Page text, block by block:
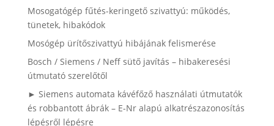
Mosogatógép fűtés-keringető szivattyú: működés,
tünetek, hibakódok
Mosógép ürítőszivattyú hibájának felismerése
Bosch / Siemens / Neff sütő javítás – hibakeresési
útmutató szerelőtől
► Siemens automata kávéfőző használati útmutatók
és robbantott ábrák – E-Nr alapú alkatrészazonosítás
lépésről lépésre